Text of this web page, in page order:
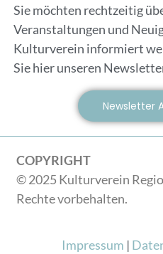
Sie möchten rechtzeitig
Veranstaltungen und
Kulturverein informiert
Sie hier unseren
Newsletter
COPYRIGHT
© 2025 Kulturverein
Rechte vorbehalten.
Impressum |